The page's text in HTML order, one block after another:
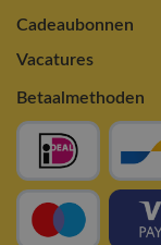
Cadeaubonnen
Vacatures
Betaalmethoden